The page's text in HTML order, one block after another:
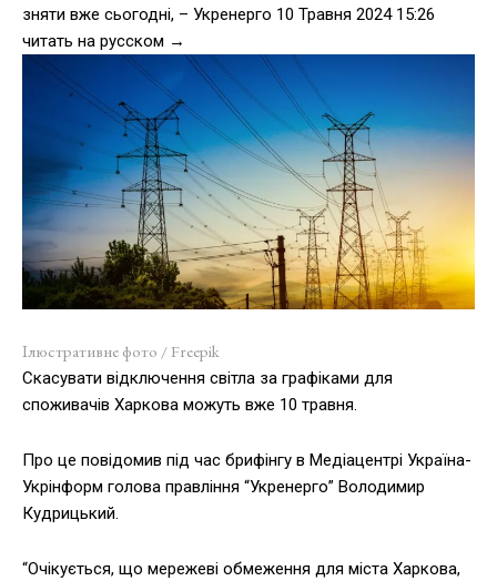
зняти вже сьогодні, – Укренерго 10 Травня 2024 15:26
читать на русском →
Ілюстративне фото / Freepik
Скасувати відключення світла за графіками для
споживачів Харкова можуть вже 10 травня.
Про це повідомив під час брифінгу в Медіацентрі Україна-
Укрінформ голова правління “Укренерго” Володимир
Кудрицький.
“Очікується, що мережеві обмеження для міста Харкова,